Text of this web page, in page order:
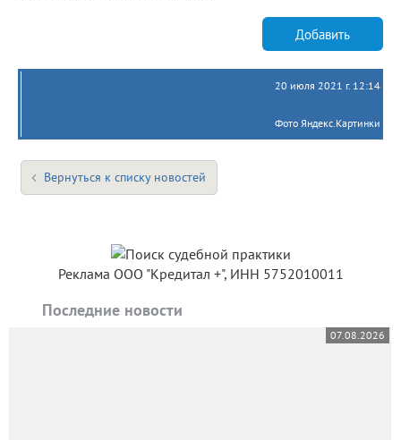
Добавить
20 июля 2021 г. 12:14
Фото Яндекс.Картинки
Вернуться к списку новостей
Реклама ООО "Кредитал +", ИНН 5752010011
Последние новости
07.08.2026